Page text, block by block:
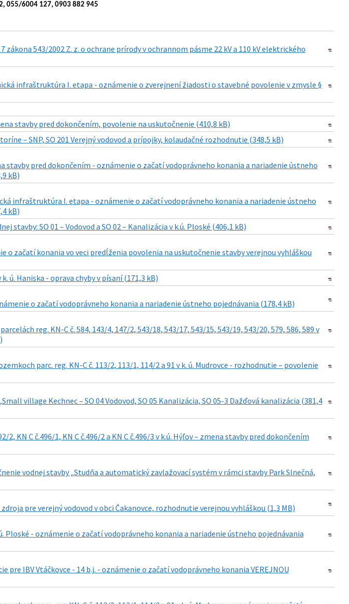
055/6004 127, 0903 882 945
zákona 543/2002 Z. z. o ochrane prírody v ochrannom pásme 22 kV a 110 kV elektrického
infraštruktúra I. etapa - oznámenie o zverejnení žiadosti o stavebné povolenie v zmysle §
stavby pred dokončením, povolenie na uskutočnenie (410,8 kB)
– SNP, SO 201 Verejný vodovod a prípojky, kolaudačné rozhodnutie (348,5 kB)
stavby pred dokončením - oznámenie o začatí vodoprávneho konania a nariadenie ústneho
kB)
infraštruktúra I. etapa - oznámenie o začatí vodoprávneho konania a nariadenie ústneho
kB)
stavby: SO 01 – Vodovod a SO 02 – Kanalizácia v k.ú. Ploské (406,1 kB)
o začatí konania vo veci predĺženia povolenia na uskutočnenie stavby verejnou vyhláškou
ú. Haniska - oprava chyby v písaní (171,3 kB)
o začatí vodoprávneho konania a nariadenie ústneho pojednávania (178,4 kB)
reg. KN-C č. 584, 143/4, 147/2, 543/18, 543/17, 543/15, 543/19, 543/20, 579, 586, 589 v
parc. reg. KN-C č. 113/2, 113/1, 114/2 a 91 v k. ú. Mudrovce - rozhodnutie – povolenie
village Kechnec – SO 04 Vodovod, SO 05 Kanalizácia, SO 05-3 Dažďová kanalizácia (381,4
KN C č.496/1, KN C č.496/2 a KN C č.496/3 v k.ú. Hýľov – zmena stavby pred dokončením
vodnej stavby „Studňa a automatický zavlažovací systém v rámci stavby Park Slnečná,
pre verejný vodovod v obci Čakanovce, rozhodnutie verejnou vyhláškou (1,3 MB)
Ploské - oznámenie o začatí vodoprávneho konania a nariadenie ústneho pojednávania
pre IBV Vtáčkovce - 14 b.j. - oznámenie o začatí vodoprávneho konania VEREJNOU